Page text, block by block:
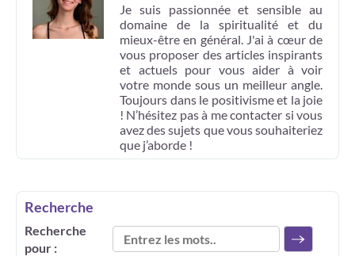
Je suis passionnée et sensible au
domaine de la spiritualité et du
mieux-être en général. J'ai à cœur de
vous proposer des articles inspirants
et actuels pour vous aider à voir
votre monde sous un meilleur angle.
Toujours dans le positivisme et la joie
! N’hésitez pas à me contacter si vous
avez des sujets que vous souhaiteriez
que j’aborde !
Recherche
Recherche
pour :